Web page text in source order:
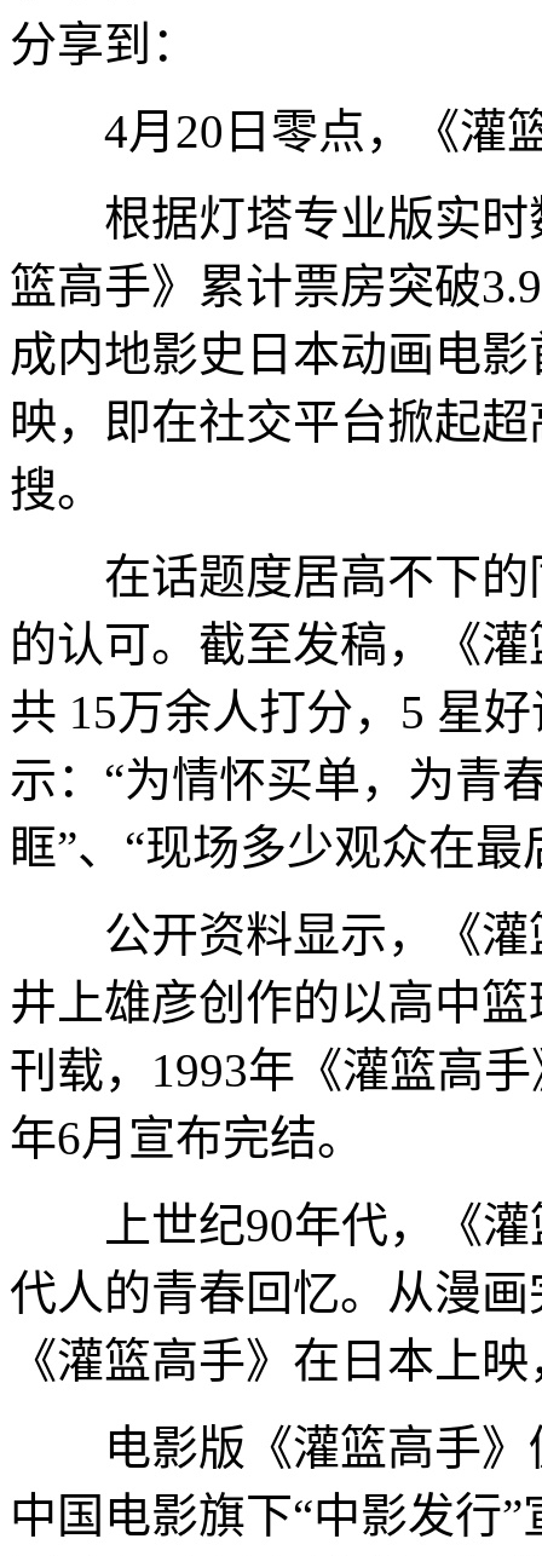
分享到：
4月20日零点，《灌篮
根据灯塔专业版实时
篮高手》累计票房突破
成内地影史日本动画电
映，即在社交平台掀起
搜。
在话题度居高不下的
的认可。截至发稿，《
共 15万余人打分，5 星
示：“为情怀买单，为青
眶”、“现场多少观众在
公开资料显示，《灌
井上雄彦创作的以高中
刊载，1993年《灌篮高
年6月宣布完结。
上世纪90年代，《灌
代人的青春回忆。从漫
《灌篮高手》在日本上
电影版《灌篮高手》
中国电影旗下“中影发行